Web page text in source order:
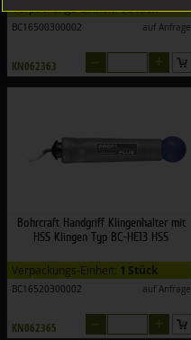
Verpackungs-Einheit:1 Stück
BC16500300002 auf Anfrage
KN062363
Bohrcraft Handgriff Klingenhalter mit
HSS Klingen Typ BC-HE13 HSS
Verpackungs-Einheit: 1 Stück
BC16520300002 auf Anfrage
KN062365